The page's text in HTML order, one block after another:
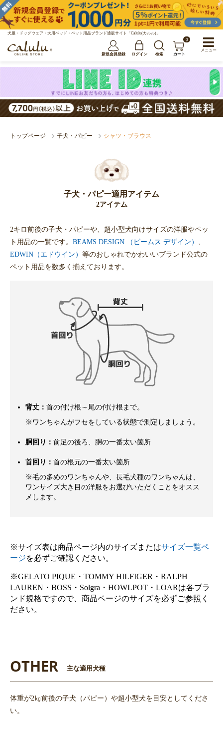
犬服・ドッグウェア・犬用ベッド・ペット用品ブランド通販サイト「Calulu(カルル)」
新規会員登録 ログイン 検索
0
カート
トップページ 子犬・パピー シャツ・ブラウス
子犬・パピー適用アイテム
2アイテム
2キロ前後の子犬・パピーや、超小型犬向けサイズの洋服やペッ
ト用品の一覧です。 BEAMS DESIGN （ビームス デザイン）
EDWIN（エドウイン） 等のおしゃれでかわいいブランド公式の
ペット用品を数多く揃えております。
背丈： 首の付け根～尾の付け根まで。
※ワンちゃんがフセをしている状態で測定しましょう。
胴回り： 前足の後ろ、胴の一番太い箇所
首回り： 首の根元の一番太い箇所
※毛の多めのワンちゃんや、長毛犬種のワンちゃんは、
ワンサイズ大き目の洋服をお選びいただくことをオスス
メします。
※サイズ表は商品ページ内のサイズまたはサイズ一覧ペ
ージを必ずご確認ください。
※GELATO PIQUE・TOMMY HILFIGER・RALPH
LAUREN・BOSS・Solgra・HOWLPOT・LOARは各ブラ
ンド規格ですので、商品ページのサイズを必ずご参照く
ださい。
OTHER 主な適用犬種
体重が2㎏前後の子犬（パピー）や超小型犬を目安としてくださ
い。
メニュー